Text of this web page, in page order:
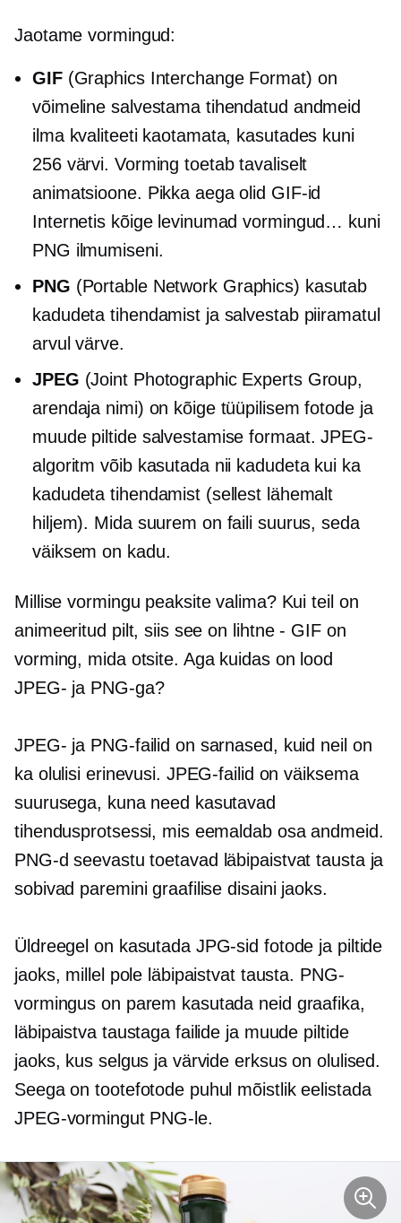
Jaotame vormingud:
GIF(Graphics Interchange Format) on
võimeline salvestama tihendatud andmeid
ilma kvaliteeti kaotamata, kasutades kuni
256 värvi. Vorming toetab tavaliselt
animatsioone. Pikka aega olid GIF-id
Internetis kõige levinumad vormingud… kuni
PNG ilmumiseni.
PNG (Portable Network Graphics) kasutab
kadudeta tihendamist ja salvestab piiramatul
arvul värve.
JPEG (Joint Photographic Experts Group,
arendaja nimi) on kõige tüüpilisem fotode ja
muude piltide salvestamise formaat. JPEG-
algoritm võib kasutada nii kadudeta kui ka
kadudeta tihendamist (sellest lähemalt
hiljem). Mida suurem on faili suurus, seda
väiksem on kadu.
Millise vormingu peaksite valima? Kui teil on
animeeritud pilt, siis see on lihtne - GIFon
vorming, mida otsite. Aga kuidas on lood
JPEG- ja PNG-ga?
JPEG- ja PNG-failid on sarnased, kuid neil on
ka olulisi erinevusi. JPEG-failid on väiksema
suurusega, kuna need kasutavad
tihendusprotsessi, mis eemaldab osa andmeid.
PNG-d seevastu toetavad läbipaistvat tausta ja
sobivad paremini graafilise disaini jaoks.
Üldreegel on kasutada JPG-sid fotode ja piltide
jaoks, millel pole läbipaistvat tausta. PNG-
vormingus on parem kasutada neid graafika,
läbipaistva taustaga failide ja muude piltide
jaoks, kus selgus ja värvide erksus on olulised.
Seega on tootefotode puhul mõistlik eelistada
JPEG-vormingut PNG-le.